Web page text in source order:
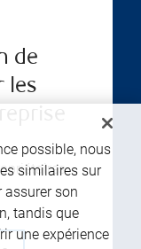
de
les
possible, nous
similaires sur
assurer son
tandis que
une expérience